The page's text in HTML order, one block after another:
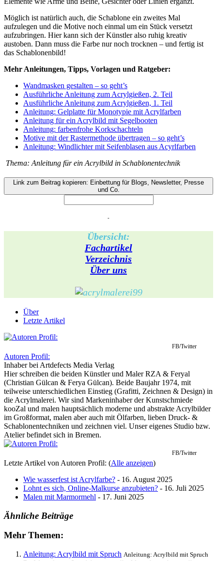
Möglich ist natürlich auch, die Schablone ein zweites Mal
aufzulegen und die Motive noch einmal um ein Stück versetzt
aufzubringen. Hier kann sich der Künstler also ruhig kreativ
austoben. Dann muss die Farbe nur noch trocknen – und fertig ist
das Schablonenbild!
Mehr Anleitungen, Tipps, Vorlagen und Ratgeber:
Wandmasken gestalten – so geht’s
Ausführliche Anleitung zum Acrylgießen, 2. Teil
Ausführliche Anleitung zum Acrylgießen, 1. Teil
Anleitung: Gelplatte für Monotypie mit Acrylfarben
Anleitung für ein Acrylbild mit Segelbooten
Anleitung: farbenfrohe Korkschachteln
Motive mit der Rastermethode übertragen – so geht’s
Anleitung: Windlichter mit Seifenblasen aus Acyrlfarben
Thema: Anleitung für ein Acrylbild in Schablonentechnik
Link zum Beitrag kopieren: Einbettung für Blogs, Newsletter, Presse
und Co.
-
Übersicht:
Fachartikel
Verzeichnis
Über uns
Über
Letzte Artikel
FB/Twitter
Autoren Profil:
Inhaberbei Artdefects Media Verlag
Hier schreiben die beiden Künstler und Maler RZA & Feryal
(Christian Gülcan & Ferya Gülcan). Beide Baujahr 1974, mit
teilweise unterschiedlichen Einstieg (Grafitti, Zeichnen & Design) in
die Acrylmalerei. Wir sind Markeninhaber der Kunstschmiede
kooZal und malen hauptsächlich moderne und abstrakte Acrylbilder
im Großformat, malen aber auch mit Ölfarben, lieben Druck- &
Schablonentechniken und zeichnen viel. Unser eigenes Studio bzw.
Atelier befindet sich in Bremen.
FB/Twitter
Letzte Artikel von Autoren Profil: (Alle anzeigen)
Wie wasserfest ist Acrylfarbe? - 16. August 2025
Lohnt es sich, Online-Malkurse anzubieten? - 16. Juli 2025
Malen mit Marmormehl - 17. Juni 2025
Ähnliche Beiträge
Mehr Themen:
Anleitung: Acrylbild mit Spruch Anleitung: Acrylbild mit Spruch